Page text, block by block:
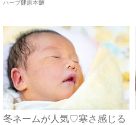
ハーブ健康本舗
冬ネームが人気♡寒さ感じる